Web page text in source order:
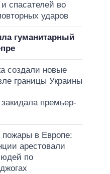
спасателей во
ударов
гуманитарный
создали новые
границы Украины
премьер-
в Европе:
арестовали
по